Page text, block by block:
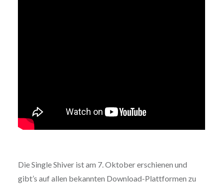
Die Single Shiver ist am 7. Oktober erschienen und
gibt’s auf allen bekannten Download-Plattformen zu